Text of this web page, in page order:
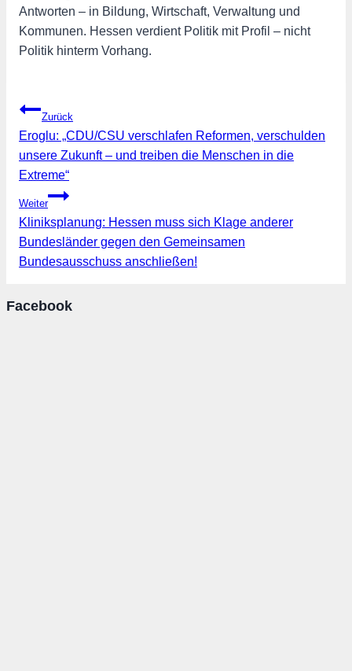
Antworten – in Bildung, Wirtschaft, Verwaltung und
Kommunen. Hessen verdient Politik mit Profil – nicht
Politik hinterm Vorhang.
Beitragsnavigation
Zurück
Eroglu: „CDU/CSU verschlafen Reformen, verschulden
unsere Zukunft – und treiben die Menschen in die
Extreme“
Weiter
Kliniksplanung: Hessen muss sich Klage anderer
Bundesländer gegen den Gemeinsamen
Bundesausschuss anschließen!
Facebook